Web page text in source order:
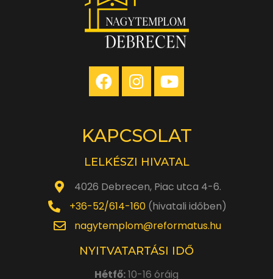
KAPCSOLAT
LELKÉSZI HIVATAL
4026 Debrecen, Piac utca 4-6.
+36-52/614-160(hivatali időben)
nagytemplom@reformatus.hu
NYITVATARTÁSI IDŐ
Hétfő:10-16 óráig